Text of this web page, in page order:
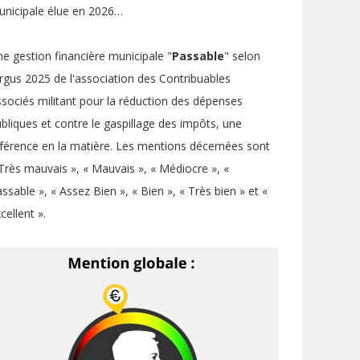
élue en 2026…
gestion financière municipale "Passable" selon
2025 de l'association des Contribuables
militant pour la réduction des dépenses
et contre le gaspillage des impôts, une
en la matière. Les mentions décernées sont
mauvais », « Mauvais », « Médiocre », «
», « Assez Bien », « Bien », « Très bien » et «
».